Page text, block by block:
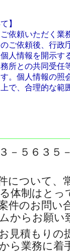
】
依頼いただく業
ご依頼後、行政
人情報を開示す
所との共同受任
。個人情報の照
で、合理的な範
－５６３５
について、
体制はとっ
件のお問い
からお願い
見積もりの
ら業務に着